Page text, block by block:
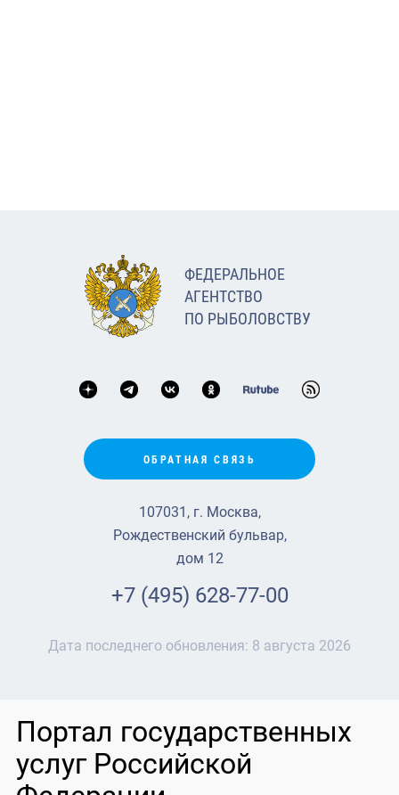
ФЕДЕРАЛЬНОЕ
АГЕНТСТВО
ПО РЫБОЛОВСТВУ
ОБРАТНАЯ СВЯЗЬ
107031, г. Москва,
Рождественский бульвар,
дом 12
+7 (495) 628-77-00
Дата последнего обновления: 8 августа 2026
Портал государственных
услуг Российской